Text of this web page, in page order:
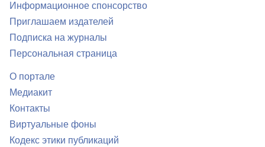
Информационное спонсорство
Приглашаем издателей
Подписка на журналы
Персональная страница
О портале
Медиакит
Контакты
Виртуальные фоны
Кодекс этики публикаций